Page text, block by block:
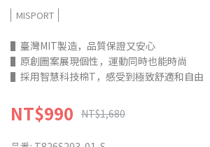
MISPORT
▌臺灣MIT製造，品質保證又安心
▌原創圖案展現個性，運動同時也能時尚
▌採用智慧科技棉T，感受到極致舒適和自由
NT$990 NT$1,680